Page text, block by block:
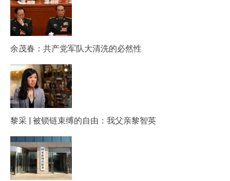
余茂春：共产党军队大清洗的必然性
黎采 | 被锁链束缚的自由：我父亲黎智英